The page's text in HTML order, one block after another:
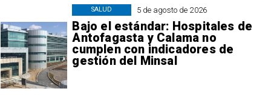
5 de agosto de 2026
Bajo el estándar: Hospitales de
Antofagasta y Calama no
cumplen con indicadores de
gestión del Minsal
SALUD